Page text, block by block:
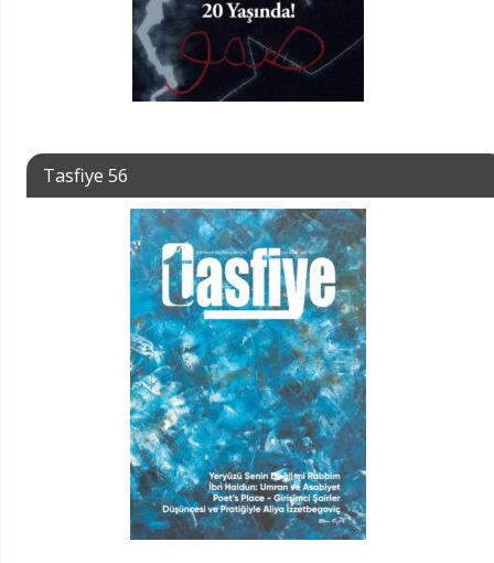
Tasfiye 56